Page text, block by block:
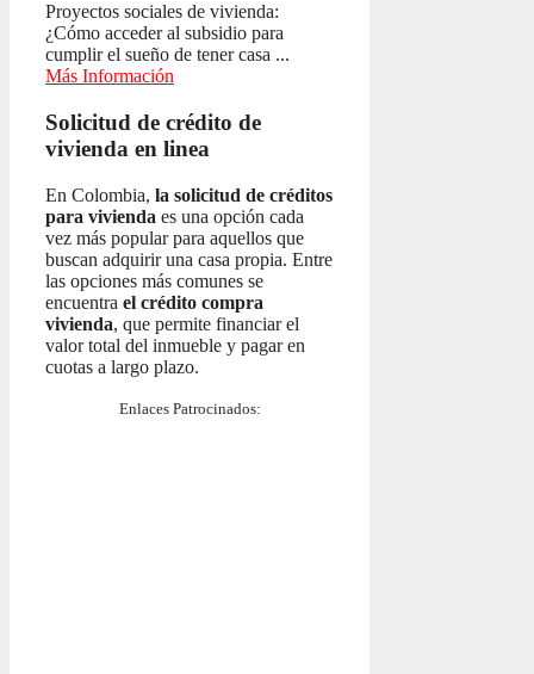
Proyectos sociales de vivienda:
¿Cómo acceder al subsidio para
cumplir el sueño de tener casa ...
Más Información
Solicitud de crédito de
vivienda en linea
En Colombia, la solicitud de créditos
para vivienda es una opción cada
vez más popular para aquellos que
buscan adquirir una casa propia. Entre
las opciones más comunes se
encuentra el crédito compra
vivienda, que permite financiar el
valor total del inmueble y pagar en
cuotas a largo plazo.
Enlaces Patrocinados: